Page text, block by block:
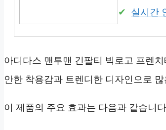
실시간
아디다스 맨투맨 긴팔티 빅로고 프렌
안한 착용감과 트렌디한 디자인으로
이 제품의 주요 효과는 다음과 같습니